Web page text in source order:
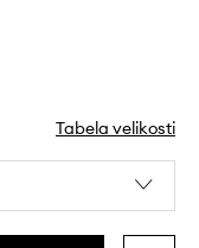
Tabela velikosti